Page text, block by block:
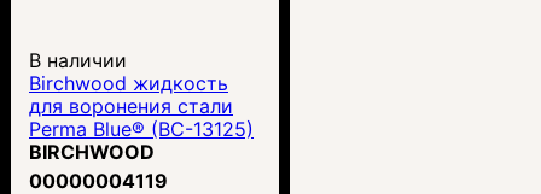
В наличии
Birchwood жидкость
для воронения стали
Perma Blue® (BC-13125)
BIRCHWOOD
00000004119